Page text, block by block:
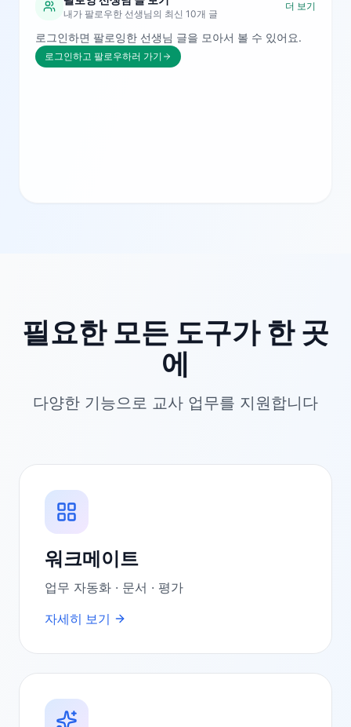
내가 팔로우한 선생님의 최신 10개 글
더 보기
로그인하면 팔로잉한 선생님 글을 모아서 볼 수 있어요.
로그인하고 팔로우하러 가기
필요한 모든 도구가 한 곳
에
다양한 기능으로 교사 업무를 지원합니다
워크메이트
업무 자동화 · 문서 · 평가
자세히 보기